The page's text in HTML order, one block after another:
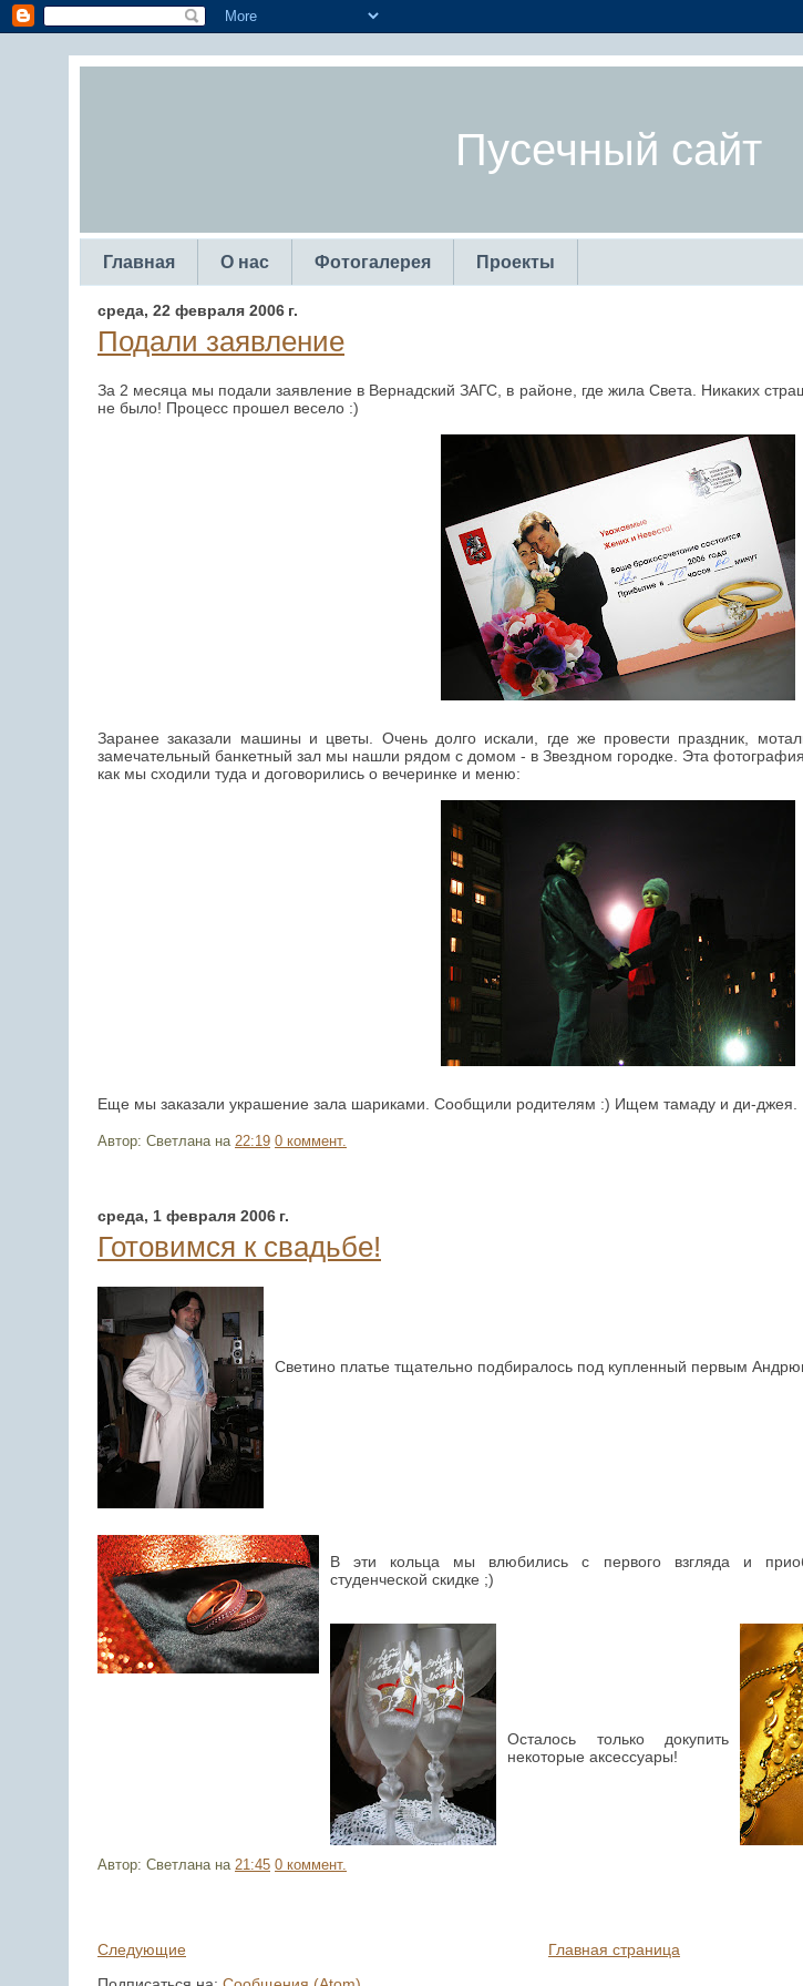
Пусечный сайт
Главная О нас Фотогалерея Проекты
среда, 22 февраля 2006 г.
Подали заявление
За 2 месяца мы подали заявление в Вернадский ЗАГС, в районе, где жила Света. Никаких
не было! Процесс прошел весело :)
Заранее заказали машины и цветы. Очень долго искали, где же провести праздник,
замечательный банкетный зал мы нашли рядом с домом - в Звездном городке. Эта
как мы сходили туда и договорились о вечеринке и меню:
Еще мы заказали украшение зала шариками. Сообщили родителям :) Ищем тамаду и ди-джея.
Автор: Светлана на 22:19 0 коммент.
среда, 1 февраля 2006 г.
Готовимся к свадьбе!
Светино платье тщательно подбиралось под купленный первым
В эти кольца мы влюбились с первого взгляда и
студенческой скидке ;)
Осталось только докупить
некоторые аксессуары!
Автор: Светлана на 21:45 0 коммент.
Следующие
Главная страница